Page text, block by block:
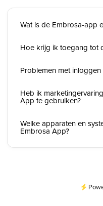
Wat is de Embrosa-app
Hoe krijg ik toegang tot
Problemen met
Heb ik
App te gebruiken?
Welke apparaten en
Embrosa App?